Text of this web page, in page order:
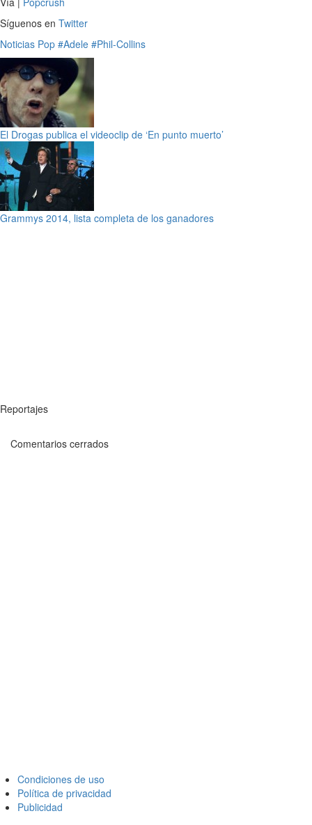
Síguenos en Twitter
Noticias Pop #Adele #Phil-Collins
El Drogas publica el videoclip de ‘En punto muerto’
Grammys 2014, lista completa de los ganadores
Reportajes
Comentarios cerrados
Condiciones de uso
Política de privacidad
Publicidad